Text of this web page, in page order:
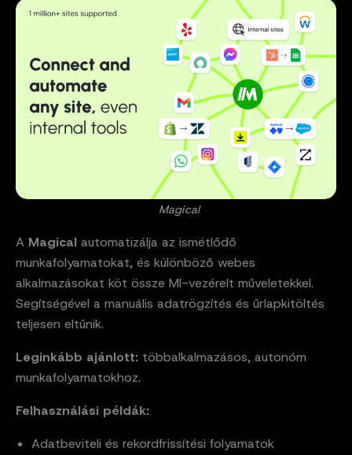
Magical
A Magical automatizálja az ismétlődő
munkafolyamatokat, és különböző webes
alkalmazásokat köt össze MI-vezérelt műveletekkel.
Segítségével a manuális adatrögzítés és űrlapkitöltés
teljesen eltűnik.
Leginkább ajánlott: többalkalmazásos, autonóm
munkafolyamatokhoz.
Felhasználási példák:
Adatbeviteli és rekordfrissítési folyamatok